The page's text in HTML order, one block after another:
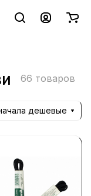
66 товаров
дешевые